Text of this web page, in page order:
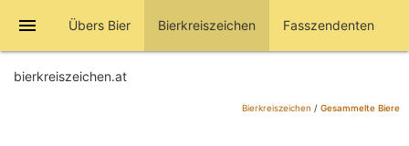
menu Übers Bier Bierkreiszeichen Fasszendenten
bierkreiszeichen.at
Bierkreiszeichen / Gesammelte Biere